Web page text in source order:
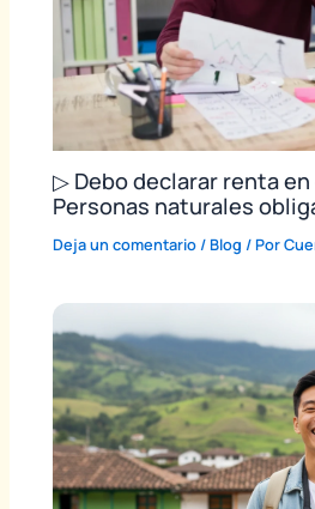
▷ Debo declarar renta en
Personas naturales
Deja un comentario/Blog / Por